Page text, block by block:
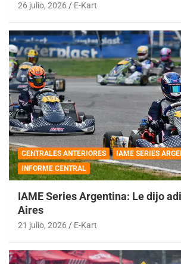
26 julio, 2026 E-Kart
CENTRALES ANTERIORES
IAME SERIES
INFORME CENTRAL
IAME Series Argentina: Le dijo
Aires
21 julio, 2026 E-Kart